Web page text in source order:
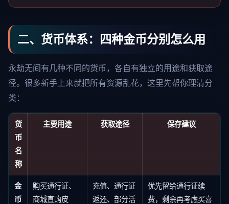
二、货币体系：四种金币分别怎么用
永劫无间有几种不同的货币，各自有独立的用途和获取途
径。很多新手上来就把所有资源乱花，这里先帮你理清分
类：
货
币
名
称
主要用途 获取途径 保存建议
金
币
购买通行证、
商城直购皮
充值、通行证
返还、部分活
优先留给通行证续
费，剩余再考虑买喜